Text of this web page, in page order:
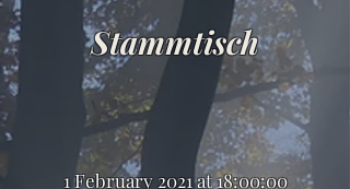
Stammtisch
1 February 2021 at 18:00:00